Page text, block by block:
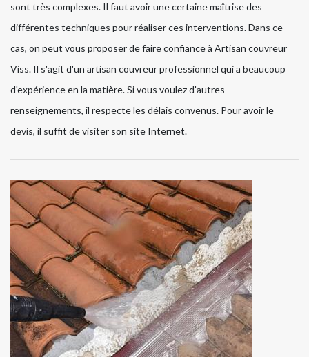
sont très complexes. Il faut avoir une certaine maîtrise des
différentes techniques pour réaliser ces interventions. Dans ce
cas, on peut vous proposer de faire confiance à Artisan couvreur
Viss. Il s'agit d'un artisan couvreur professionnel qui a beaucoup
d'expérience en la matière. Si vous voulez d'autres
renseignements, il respecte les délais convenus. Pour avoir le
devis, il suffit de visiter son site Internet.